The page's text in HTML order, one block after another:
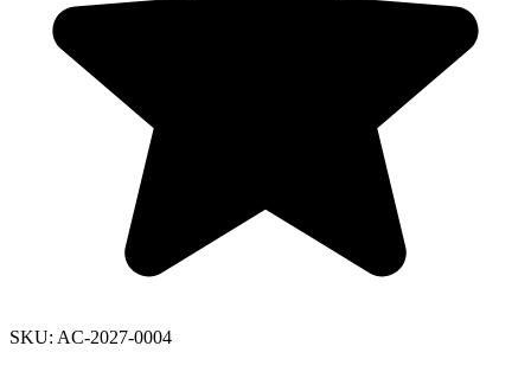
SKU: AC-2027-0004